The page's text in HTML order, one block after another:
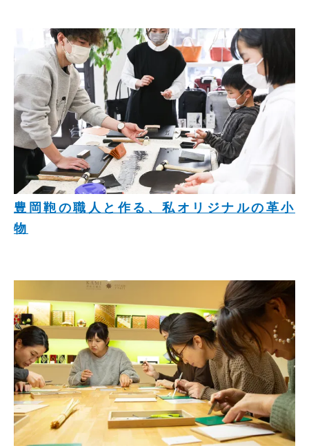
豊岡鞄の職人と作る、私オリジナルの革小
物